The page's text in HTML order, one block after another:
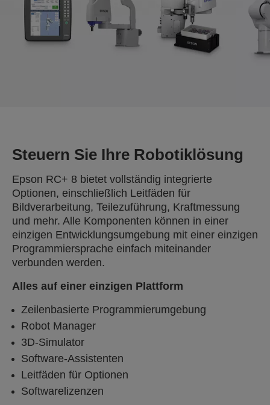
Steuern Sie Ihre Robotiklösung
Epson RC+ 8 bietet vollständig integrierte
Optionen, einschließlich Leitfäden für
Bildverarbeitung, Teilezuführung, Kraftmessung
und mehr. Alle Komponenten können in einer
einzigen Entwicklungsumgebung mit einer einzigen
Programmiersprache einfach miteinander
verbunden werden.
Alles auf einer einzigen Plattform
Zeilenbasierte Programmierumgebung
Robot Manager
3D-Simulator
Software-Assistenten
Leitfäden für Optionen
Softwarelizenzen